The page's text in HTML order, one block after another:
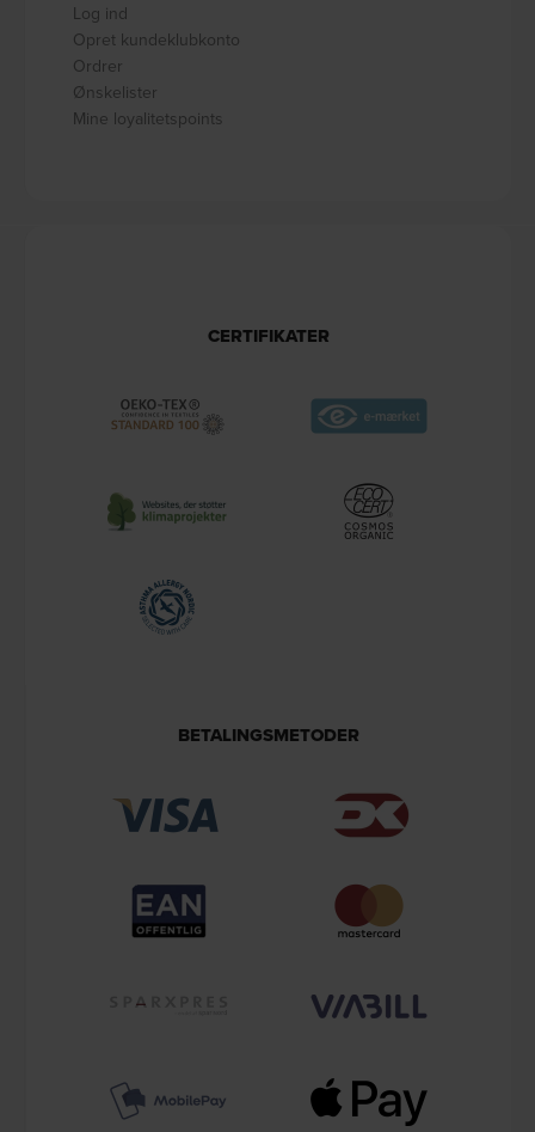
Log ind
Opret kundeklubkonto
Ordrer
Ønskelister
Mine loyalitetspoints
CERTIFIKATER
BETALINGSMETODER